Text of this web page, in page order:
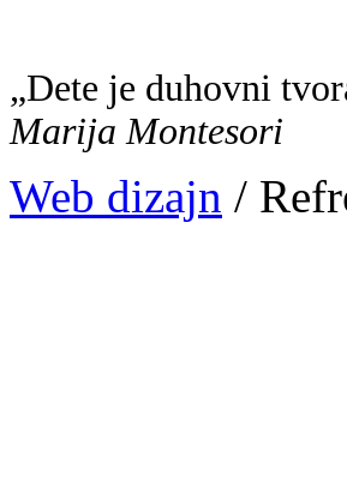
„Dete je duhovni
Marija Montesori
Web dizajn /